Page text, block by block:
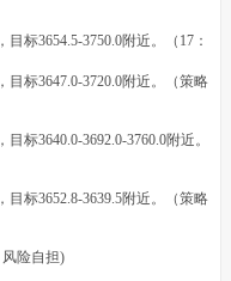
标3654.5-3750.0附近。（17：
目标3647.0-3720.0附近。（策略
标3640.0-3692.0-3760.0附近。
目标3652.8-3639.5附近。（策略
风险自担)